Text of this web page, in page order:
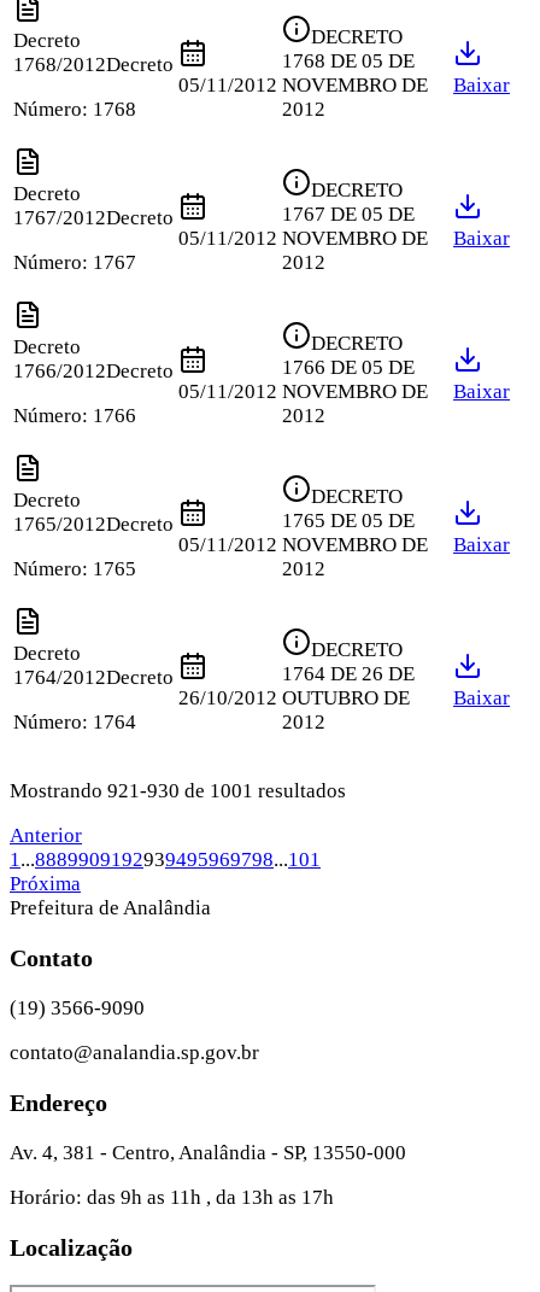
Decreto
1768/2012Decreto
Número: 1768
05/11/2012
DECRETO
1768 DE 05 DE
NOVEMBRO DE
2012
Baixar
Decreto
1767/2012Decreto
Número: 1767
05/11/2012
DECRETO
1767 DE 05 DE
NOVEMBRO DE
2012
Baixar
Decreto
1766/2012Decreto
Número: 1766
05/11/2012
DECRETO
1766 DE 05 DE
NOVEMBRO DE
2012
Baixar
Decreto
1765/2012Decreto
Número: 1765
05/11/2012
DECRETO
1765 DE 05 DE
NOVEMBRO DE
2012
Baixar
Decreto
1764/2012Decreto
Número: 1764
26/10/2012
DECRETO
1764 DE 26 DE
OUTUBRO DE
2012
Baixar
Mostrando 921-930 de 1001 resultados
Anterior
1...8889909192939495969798...101
Próxima
Prefeitura de Analândia
Contato
(19) 3566-9090
contato@analandia.sp.gov.br
Endereço
Av. 4, 381 - Centro, Analândia - SP, 13550-000
Horário: das 9h as 11h , da 13h as 17h
Localização